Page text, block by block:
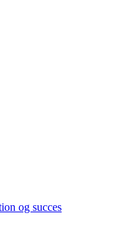
og succes